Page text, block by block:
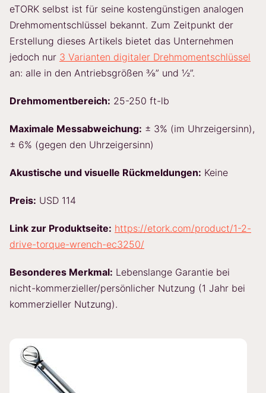
eTORK selbst ist für seine kostengünstigen analogen
Drehmomentschlüssel bekannt. Zum Zeitpunkt der
Erstellung dieses Artikels bietet das Unternehmen
jedoch nur 3 Varianten digitaler Drehmomentschlüssel
an: alle in den Antriebsgrößen ⅜” und ½”.
Drehmomentbereich: 25-250 ft-lb
Maximale Messabweichung: ± 3% (im Uhrzeigersinn),
± 6% (gegen den Uhrzeigersinn)
Akustische und visuelle Rückmeldungen: Keine
Preis: USD 114
Link zur Produktseite: https://etork.com/product/1-2-
drive-torque-wrench-ec3250/
Besonderes Merkmal: Lebenslange Garantie bei
nicht-kommerzieller/persönlicher Nutzung (1 Jahr bei
kommerzieller Nutzung).